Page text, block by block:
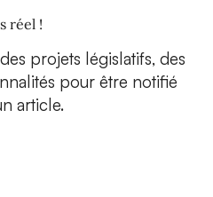
réel !
projets législatifs, des
pour être notifié
article.